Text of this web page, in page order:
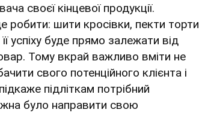
своєї кінцевої продукції.
робити: шити кросівки, пекти торти
успіху буде прямо залежати від
Тому вкрай важливо вміти не
свого потенційного клієнта і
підліткам потрібний
було направити свою